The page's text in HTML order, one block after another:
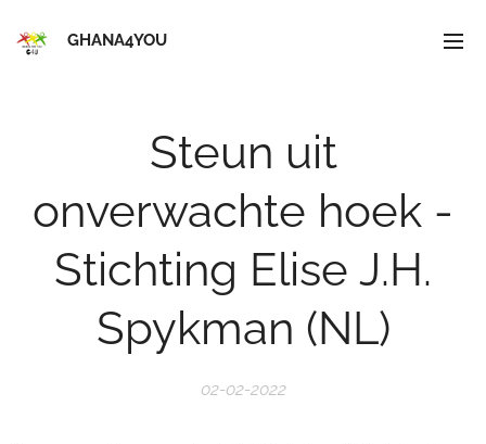
GHANA4YOU
Steun uit
onverwachte hoek -
Stichting Elise J.H.
Spykman (NL)
02-02-2022